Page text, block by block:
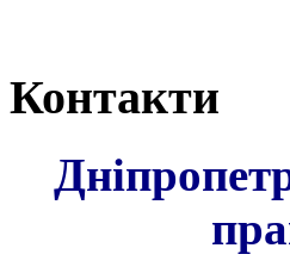
Контакти